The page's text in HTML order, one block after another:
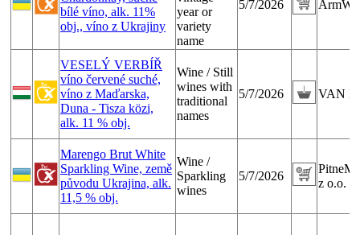
bílé víno, alk. 11%
obj., víno z Ukrajiny
year or
variety
name
5/7/2026
VESELÝ VERBÍŘ
víno červené suché,
víno z Maďarska,
Duna - Tisza közi,
alk. 11 % obj.
Wine / Still
wines with
traditional
names
5/7/2026 VAN
Marengo Brut White
Sparkling Wine, země
původu Ukrajina, alk.
11,5 % obj.
Wine /
Sparkling
wines
5/7/2026
z o.o.